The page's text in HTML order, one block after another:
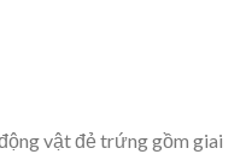
vật đẻ trứng gồm giai